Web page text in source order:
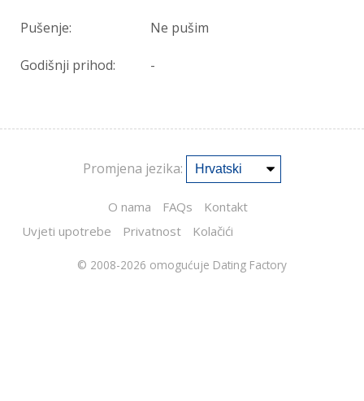
Pušenje: Ne pušim
Godišnji prihod: -
Promjena jezika:
O nama FAQs
Kontakt
Uvjeti upotrebe
Privatnost Kolačići
© 2008-2026 omogućuje Dating Factory